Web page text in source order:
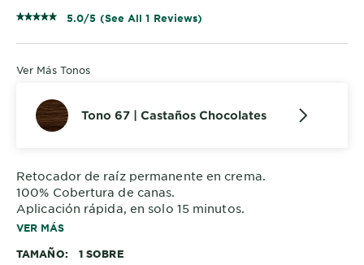
5.0/5 (See All 1 Reviews)
Ver Más Tonos
Tono 67 | Castaños Chocolates
Retocador de raíz permanente en crema.
100% Cobertura de canas.
Aplicación rápida, en solo 15 minutos.
Encuentra tu tono, compatible con las principales
Usa tu retocador entre cada tinte.
VER MÁS
TAMAÑO 1 SOBRE